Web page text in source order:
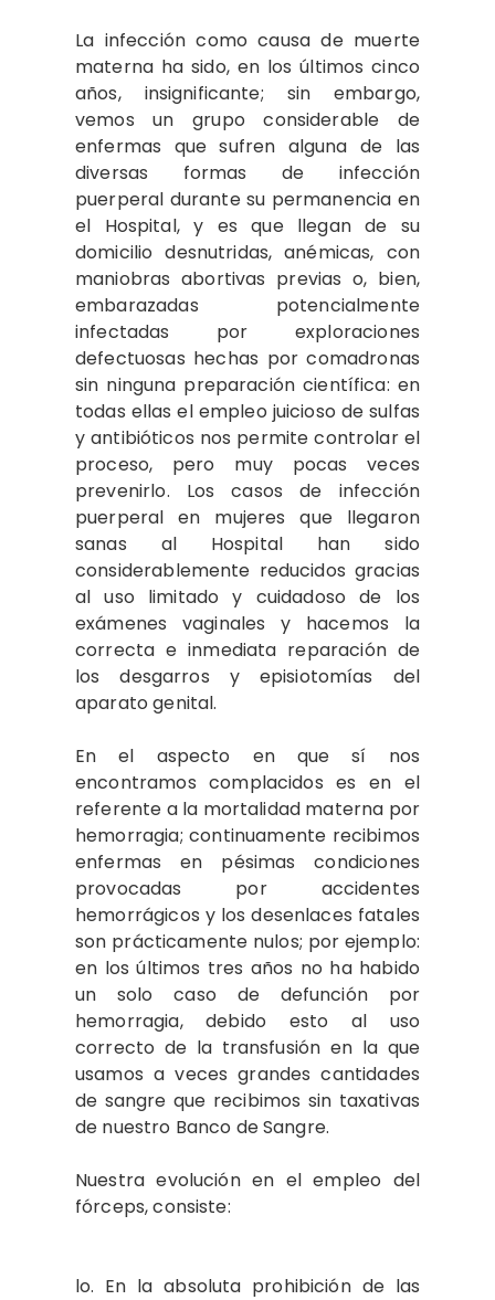
La infección como causa de muerte
materna ha sido, en los últimos cinco
años, insignificante; sin embargo,
vemos un grupo considerable de
enfermas que sufren alguna de las
diversas formas de infección
puerperal durante su permanencia en
el Hospital, y es que llegan de su
domicilio desnutridas, anémicas, con
maniobras abortivas previas o, bien,
embarazadas potencialmente
infectadas por exploraciones
defectuosas hechas por comadronas
sin ninguna preparación científica: en
todas ellas el empleo juicioso de sulfas
y antibióticos nos permite controlar el
proceso, pero muy pocas veces
prevenirlo. Los casos de infección
puerperal en mujeres que llegaron
sanas al Hospital han sido
considerablemente reducidos gracias
al uso limitado y cuidadoso de los
exámenes vaginales y hacemos la
correcta e inmediata reparación de
los desgarros y episiotomías del
aparato genital.
En el aspecto en que sí nos
encontramos complacidos es en el
referente a la mortalidad materna por
hemorragia; continuamente recibimos
enfermas en pésimas condiciones
provocadas por accidentes
hemorrágicos y los desenlaces fatales
son prácticamente nulos; por ejemplo:
en los últimos tres años no ha habido
un solo caso de defunción por
hemorragia, debido esto al uso
correcto de la transfusión en la que
usamos a veces grandes cantidades
de sangre que recibimos sin taxativas
de nuestro Banco de Sangre.
Nuestra evolución en el empleo del
fórceps, consiste:
lo. En la absoluta prohibición de las